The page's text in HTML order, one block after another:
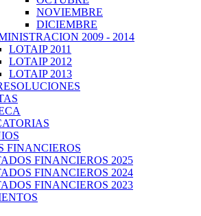
NOVIEMBRE
DICIEMBRE
2009 - 2014
LOTAIP 2011
LOTAIP 2012
LOTAIP 2013
FINANCIEROS
FINANCIEROS 2025
FINANCIEROS 2024
FINANCIEROS 2023